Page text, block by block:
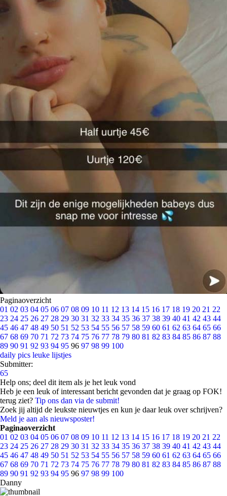
Paginaoverzicht
01 02 03 04 05 06 07 08 09 10 11 12 13 14 15 16 17 18 19 20 21 22
23 24 25 26 27 28 29 30 31 32 33 34 35 36 37 38 39 40 41 42 43 44
45 46 47 48 49 50 51 52 53 54 55 56 57 58 59 60 61 62 63 64 65 66
67 68 69 70 71 72 73 74 75 76 77 78 79 80 81 82 83 84 85 86 87 88
89 90 91 92 93 94 95 96 97 98 99 100
daily pics leuke lijstjes
Submitter:
65
Help ons; deel dit item als je het leuk vond
Heb je een leuk of interessant bericht gevonden dat je graag op FOK!
terug ziet? Tip ons dan via de submit!
Zoek jij altijd de leukste nieuwtjes en kun je daar leuk over schrijven?
Meld je aan als nieuwsposter!
Paginaoverzicht
01 02 03 04 05 06 07 08 09 10 11 12 13 14 15 16 17 18 19 20 21 22
23 24 25 26 27 28 29 30 31 32 33 34 35 36 37 38 39 40 41 42 43 44
45 46 47 48 49 50 51 52 53 54 55 56 57 58 59 60 61 62 63 64 65 66
67 68 69 70 71 72 73 74 75 76 77 78 79 80 81 82 83 84 85 86 87 88
89 90 91 92 93 94 95 96 97 98 99 100
Danny